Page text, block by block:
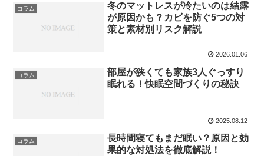
コラム
冬のマットレスが冷たいのは結露
が原因かも？カビを防ぐ5つの対
策と素材別リスク解説
2026.01.06
コラム
部屋が狭くても家族3人ぐっすり
眠れる！快眠空間づくりの秘訣
2025.08.12
コラム
長時間寝てもまだ眠い？原因と効
果的な対処法を徹底解説！